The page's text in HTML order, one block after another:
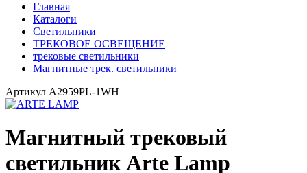
Главная
Каталоги
Светильники
ТРЕКОВОЕ ОСВЕЩЕНИЕ
трековые светильники
Магнитные трек. светильники
Артикул A2959PL-1WH
Магнитный трековый
светильник Arte Lamp